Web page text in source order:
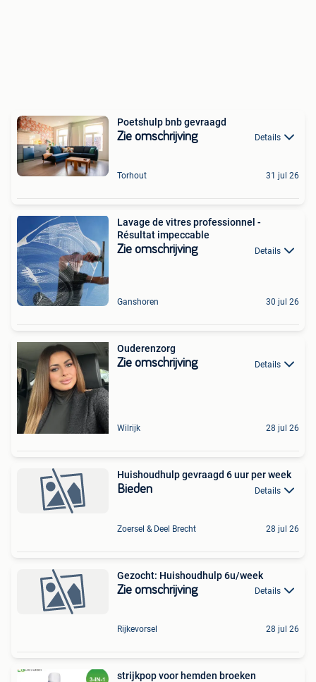
Poetshulp bnb gevraagd
Zie omschrijving Details
Torhout 31 jul 26
Lavage de vitres professionnel -
Résultat impeccable
Zie omschrijving Details
Ganshoren 30 jul 26
Ouderenzorg
Zie omschrijving Details
Wilrijk 28 jul 26
Huishoudhulp gevraagd 6 uur per week
Bieden Details
Zoersel & Deel Brecht 28 jul 26
Gezocht: Huishoudhulp 6u/week
Zie omschrijving Details
Rijkevorsel 28 jul 26
strijkpop voor hemden broeken